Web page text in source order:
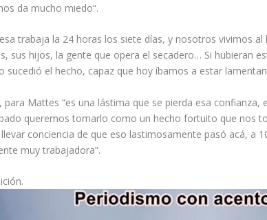
da mucho miedo“.
trabaja la 24 horas los siete días, y nosotros vivimos
sus hijos, la gente que opera el secadero… Si hubieran
sucedió el hecho, capaz que hoy íbamos a estar
para Mattes “es una lástima que se pierda esa confianza,
queremos tomarlo como un hecho fortuito que nos
conciencia de que eso lastimosamente pasó acá, a
muy trabajadora”.